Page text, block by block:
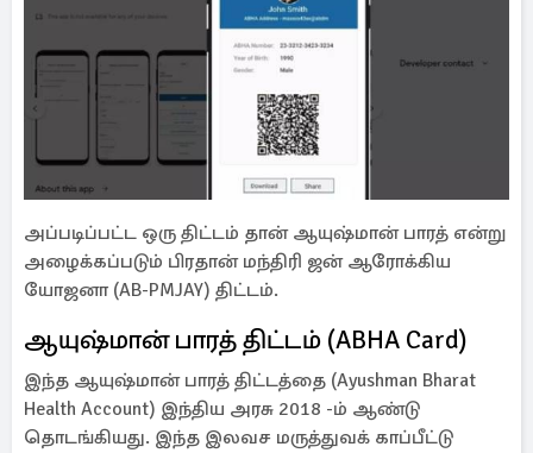
அப்படிப்பட்ட ஒரு திட்டம் தான் ஆயுஷ்மான் பாரத் என்று
அழைக்கப்படும் பிரதான் மந்திரி ஜன் ஆரோக்கிய
யோஜனா (AB-PMJAY) திட்டம்.
ஆயுஷ்மான் பாரத் திட்டம் (ABHA Card)
இந்த ஆயுஷ்மான் பாரத் திட்டத்தை (Ayushman Bharat
Health Account) இந்திய அரசு 2018 -ம் ஆண்டு
தொடங்கியது. இந்த இலவச மருத்துவக் காப்பீட்டு